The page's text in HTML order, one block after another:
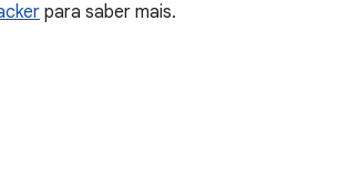
para saber mais.